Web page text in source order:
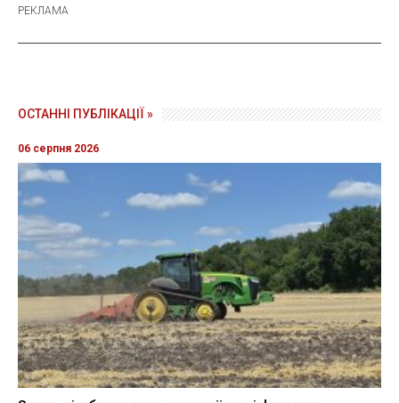
ОСТАННІ ПУБЛІКАЦІЇ »
06 серпня 2026